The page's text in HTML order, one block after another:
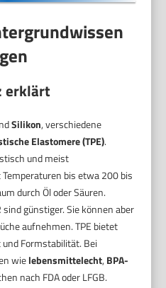
erklärt
Silikon, verschiedene
Elastomere (TPE).
und meist
bis etwa 200 bis
durch Öl oder Säuren.
günstiger. Sie können aber
aufnehmen. TPE bietet
Formstabilität. Bei
wielebensmittelecht, BPA-
nach FDA oder LFGB.